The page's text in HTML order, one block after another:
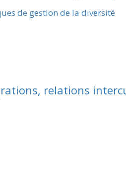
de gestion de la diversité
relations